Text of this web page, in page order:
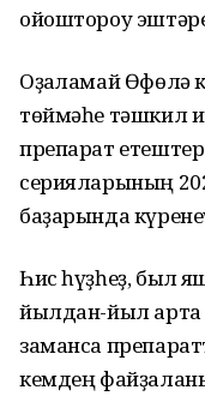
ойоштороу
Оҙаҡламай Өфөлә
төймәһе тәшкил
препарат
серияларының
баҙарында
Һис һүҙһеҙ, был
йылдан-йыл арта
заманса
кемдең